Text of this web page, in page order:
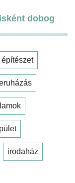
dobog
építészet
irodaház